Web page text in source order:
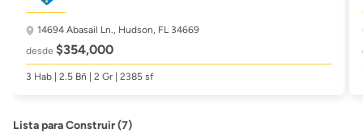
14694 Abasail Ln., Hudson, FL 34669
desde $354,000
3 Hab | 2.5 Bñ | 2 Gr | 2385 sf
Lista para Construir (7)